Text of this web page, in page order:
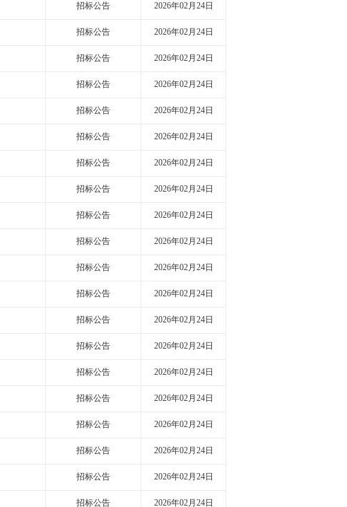
招标公告 2026年02月24日
招标公告 2026年02月24日
招标公告 2026年02月24日
招标公告 2026年02月24日
招标公告 2026年02月24日
招标公告 2026年02月24日
招标公告 2026年02月24日
招标公告 2026年02月24日
招标公告 2026年02月24日
招标公告 2026年02月24日
招标公告 2026年02月24日
招标公告 2026年02月24日
招标公告 2026年02月24日
招标公告 2026年02月24日
招标公告 2026年02月24日
招标公告 2026年02月24日
招标公告 2026年02月24日
招标公告 2026年02月24日
招标公告 2026年02月24日
招标公告 2026年02月24日